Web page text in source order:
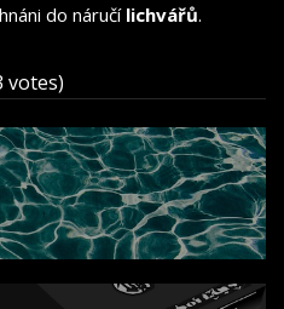
do náručí lichvářů.
votes)